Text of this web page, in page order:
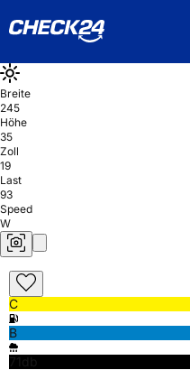
Breite
245
Höhe
35
Zoll
19
Last
93
Speed
W
C
B
71db